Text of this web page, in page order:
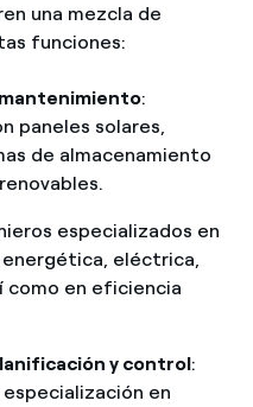
una mezcla de
funciones:
:
paneles solares,
de almacenamiento
especializados en
eléctrica,
como en eficiencia
y control:
en